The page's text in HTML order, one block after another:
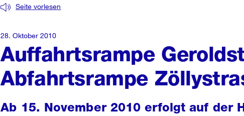
Auffahrtsrampe
Abfahrtsrampe
Seite vorlesen
Ab 15. November 2010 erfolgt auf der
28. Oktober 2010